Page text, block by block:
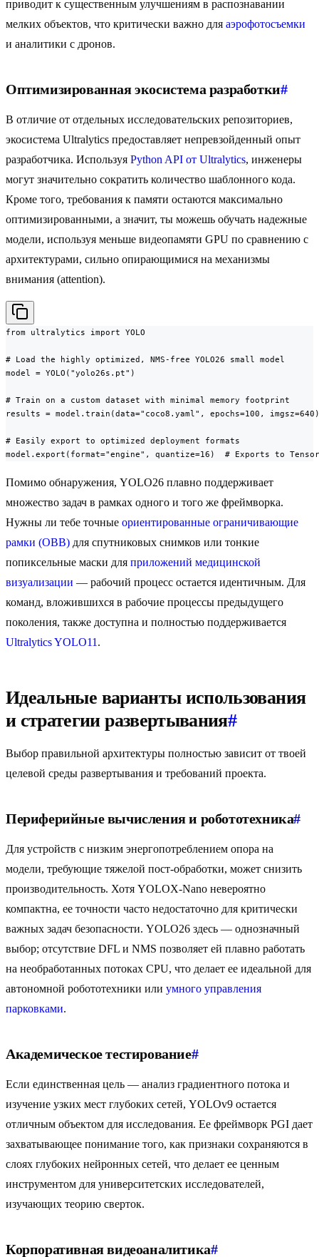
приводит к существенным улучшениям в распознавании
мелких объектов, что критически важно для аэрофотосъемки
и аналитики с дронов.
Оптимизированная экосистема разработки#
В отличие от отдельных исследовательских репозиториев,
экосистема Ultralytics предоставляет непревзойденный опыт
разработчика. Используя Python API от Ultralytics, инженеры
могут значительно сократить количество шаблонного кода.
Кроме того, требования к памяти остаются максимально
оптимизированными, а значит, ты можешь обучать надежные
модели, используя меньше видеопамяти GPU по сравнению с
архитектурами, сильно опирающимися на механизмы
внимания (attention).
from ultralytics import YOLO
# Load the highly optimized, NMS-free YOLO26 small model
model = YOLO("yolo26s.pt")
# Train on a custom dataset with minimal memory footprint
results = model.train(data="coco8.yaml", epochs=100, imgsz=640)
# Easily export to optimized deployment formats
model.export(format="engine", quantize=16)  # Exports to
Помимо обнаружения, YOLO26 плавно поддерживает
множество задач в рамках одного и того же фреймворка.
Нужны ли тебе точные ориентированные ограничивающие
рамки (OBB) для спутниковых снимков или тонкие
попиксельные маски для приложений медицинской
визуализации — рабочий процесс остается идентичным. Для
команд, вложившихся в рабочие процессы предыдущего
поколения, также доступна и полностью поддерживается
Ultralytics YOLO11 .
Идеальные варианты использования
и стратегии развертывания#
Выбор правильной архитектуры полностью зависит от твоей
целевой среды развертывания и требований проекта.
Периферийные вычисления и робототехника#
Для устройств с низким энергопотреблением опора на
модели, требующие тяжелой пост-обработки, может снизить
производительность. Хотя YOLOX-Nano невероятно
компактна, ее точности часто недостаточно для критически
важных задач безопасности. YOLO26 здесь — однозначный
выбор; отсутствие DFL и NMS позволяет ей плавно работать
на необработанных потоках CPU, что делает ее идеальной для
автономной робототехники или умного управления
парковками.
Академическое тестирование#
Если единственная цель — анализ градиентного потока и
изучение узких мест глубоких сетей, YOLOv9 остается
отличным объектом для исследования. Ее фреймворк PGI дает
захватывающее понимание того, как признаки сохраняются в
слоях глубоких нейронных сетей, что делает ее ценным
инструментом для университетских исследователей,
изучающих теорию сверток.
Корпоративная видеоаналитика#